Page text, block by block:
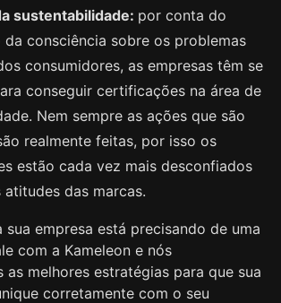
sustentabilidade: por conta do
da consciência sobre os problemas
consumidores, as empresas têm se
conseguir certificações na área de
Nem sempre as ações que são
realmente feitas, por isso os
estão cada vez mais desconfiados
das marcas.
sua empresa está precisando de uma
com a Kameleon e nós
as melhores estratégias para que sua
corretamente com o seu